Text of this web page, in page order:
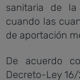
sanitaria de
cuando las
de aportación
De acuerdo
Decreto-Ley